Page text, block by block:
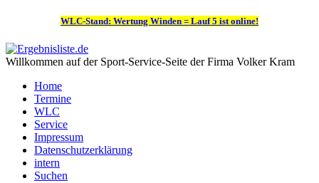
WLC-Stand: Wertung Winden = Lauf 5 ist online!
Willkommen auf der Sport-Service-Seite der Firma Volker Kram
Home
Termine
WLC
Service
Impressum
Datenschutzerklärung
intern
Suchen